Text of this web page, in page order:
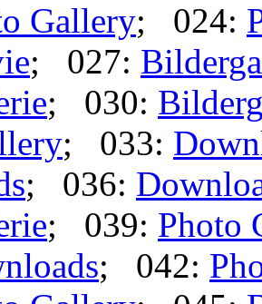
Gallery; 024:
; 027:
; 030:
; 033:
; 036:
; 039: Photo
; 042: